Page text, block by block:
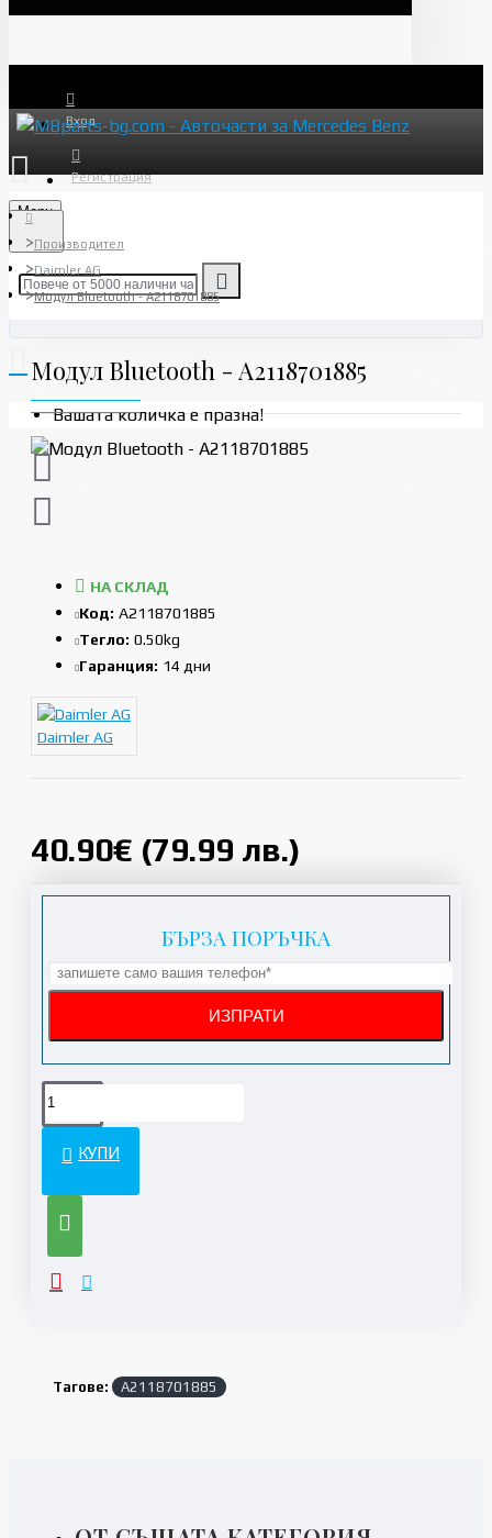
Вход
Регистрация
Menu
Вашата количка е празна!
Производител
Daimler AG
Модул Bluetooth - A2118701885
Модул Bluetooth - A2118701885
40.90€ (79.99 лв.)
НА СКЛАД
Код: A2118701885
Тегло: 0.50kg
Гаранция: 14 дни
Daimler AG
БЪРЗА ПОРЪЧКА
КУПИ
Тагове: A2118701885